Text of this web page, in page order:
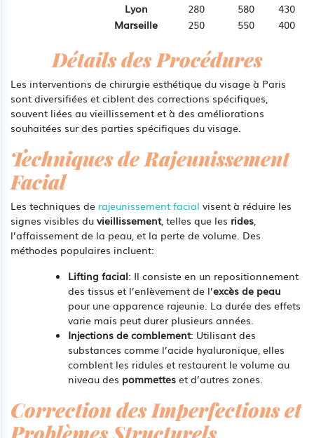
Lyon
280 580
430
Marseille
250 550 400
Détails des Procédures
Les interventions de chirurgie esthétique du visage à Paris
sont diversifiées et ciblent des corrections spécifiques,
souvent liées au vieillissement et à des améliorations
souhaitées sur des parties spécifiques du visage.
Techniques de Rajeunissement
Facial
Les techniques de rajeunissement facial visent à réduire les
signes visibles du vieillissement, telles que les rides,
l’affaissement de la peau, et la perte de volume. Des
méthodes populaires incluent:
Lifting facial: Il consiste en un repositionnement
des tissus et l’enlèvement de l’excès de peau
pour une apparence rajeunie. La durée des effets
varie mais peut durer plusieurs années.
Injections de comblement: Utilisant des
substances comme l’acide hyaluronique, elles
comblent les ridules et restaurent le volume au
niveau des pommettes et d’autres zones.
Correction des Imperfections et
Problèmes Structurels